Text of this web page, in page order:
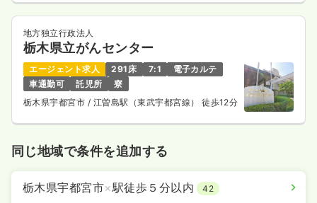
地方独立行政法人
栃木県立がんセンター
エージェント求人 291床 7:1
電子カルテ
車通勤可
託児所
寮
栃木県宇都宮市 / 江曽島駅（東武宇都宮線） 徒歩12分
同じ地域で条件を追加する
栃木県宇都宮市×駅徒歩５分以内 42